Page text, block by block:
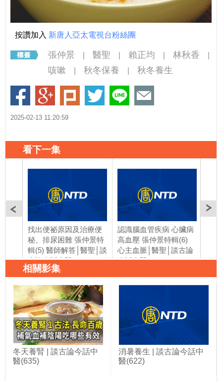
按讚加入 新唐人亞太電視台粉絲團
張仲景 醫聖 賴正均 林秋香
咳嗽 秋冬保養 秋冬養生
2025-02-13 11:20:59
看下一集
找出便祕原因及治療便
秘、排尿困難 張仲景特
輯(5) 醫師解答│醫聖│談
古論今話中醫
認識腦血管疾病 心臟病
高血壓 張仲景特輯(6)
心主血脈│醫聖│談古論
今話中醫
相關影集
冬天養腎 | 談古論今話中
醫(635)
消暑養生 | 談古論今話中
醫(622)